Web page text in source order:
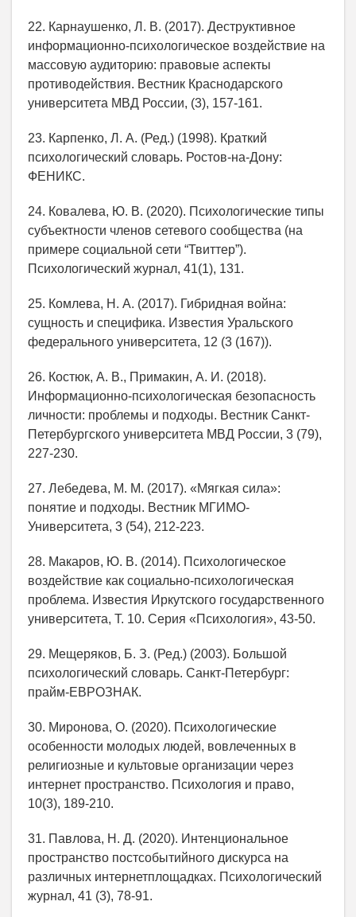
22. Карнаушенко, Л. В. (2017). Деструктивное
информационно-психологическое воздействие на
массовую аудиторию: правовые аспекты
противодействия. Вестник Краснодарского
университета МВД России, (3), 157-161.
23. Карпенко, Л. А. (Ред.) (1998). Краткий
психологический словарь. Ростов-на-Дону:
ФЕНИКС.
24. Ковалева, Ю. В. (2020). Психологические типы
субъектности членов сетевого сообщества (на
примере социальной сети “Твиттер”).
Психологический журнал, 41(1), 131.
25. Комлева, Н. А. (2017). Гибридная война:
сущность и специфика. Известия Уральского
федерального университета, 12 (3 (167)).
26. Костюк, А. В., Примакин, А. И. (2018).
Информационно-психологическая безопасность
личности: проблемы и подходы. Вестник Санкт-
Петербургского университета МВД России, 3 (79),
227-230.
27. Лебедева, М. М. (2017). «Мягкая сила»:
понятие и подходы. Вестник МГИМО-
Университета, 3 (54), 212-223.
28. Макаров, Ю. В. (2014). Психологическое
воздействие как социально-психологическая
проблема. Известия Иркутского государственного
университета, Т. 10. Серия «Психология», 43-50.
29. Мещеряков, Б. З. (Ред.) (2003). Большой
психологический словарь. Санкт-Петербург:
прайм-ЕВРОЗНАК.
30. Миронова, О. (2020). Психологические
особенности молодых людей, вовлеченных в
религиозные и культовые организации через
интернет пространство. Психология и право,
10(3), 189-210.
31. Павлова, Н. Д. (2020). Интенциональное
пространство постсобытийного дискурса на
различных интернетплощадках. Психологический
журнал, 41 (3), 78-91.